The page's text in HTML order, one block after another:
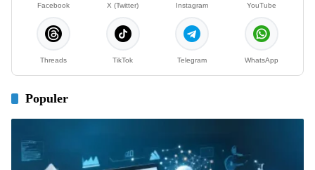
Facebook X (Twitter) Instagram YouTube
Threads TikTok Telegram WhatsApp
Populer